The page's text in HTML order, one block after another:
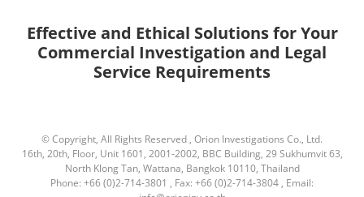
Effective and Ethical Solutions for Your
Commercial Investigation and Legal
Service Requirements
© Copyright, All Rights Reserved , Orion Investigations Co., Ltd.
16th, 20th, Floor, Unit 1601, 2001-2002, BBC Building, 29 Sukhumvit 63,
North Klong Tan, Wattana, Bangkok 10110, Thailand
Phone: +66 (0)2-714-3801 , Fax: +66 (0)2-714-3804 , Email: